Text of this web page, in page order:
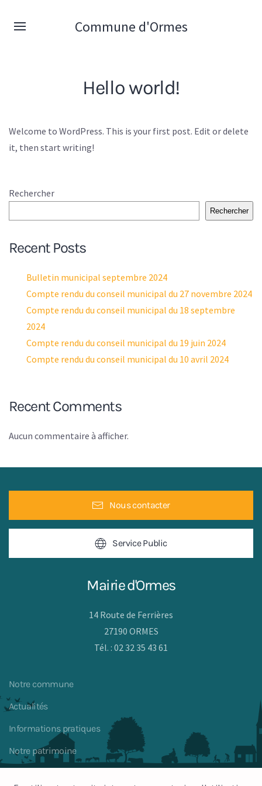
Commune d'Ormes
Hello world!
Welcome to WordPress. This is your first post. Edit or delete
it, then start writing!
Rechercher
Rechercher
Recent Posts
Bulletin municipal septembre 2024
Compte rendu du conseil municipal du 27 novembre 2024
Compte rendu du conseil municipal du 18 septembre
2024
Compte rendu du conseil municipal du 19 juin 2024
Compte rendu du conseil municipal du 10 avril 2024
Recent Comments
Aucun commentaire à afficher.
Nous contacter
Service Public
Mairie d'Ormes
14 Route de Ferrières
27190 ORMES
Tél. : 02 32 35 43 61
Notre commune
Actualités
Informations pratiques
Notre patrimoine